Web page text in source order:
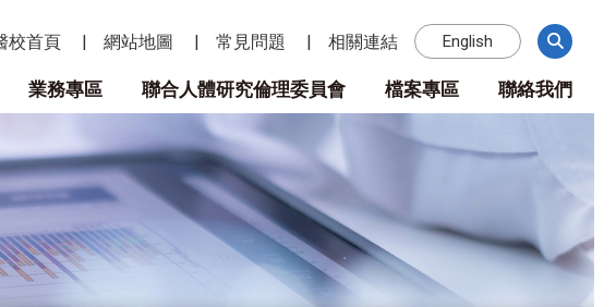
校首頁 網站地圖 常見問題 相關連結 English
業務專區 聯合人體研究倫理委員會 檔案專區 聯絡我們